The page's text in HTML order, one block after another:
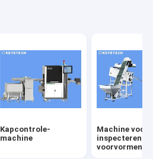
Kapcontrole-
machine
Machine voor
inspecteren
voorvormen